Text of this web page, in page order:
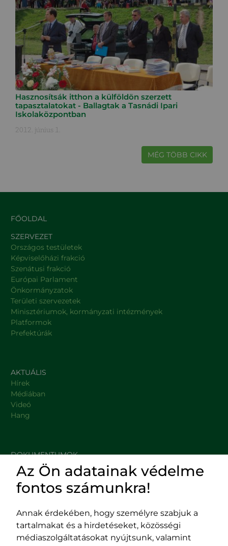
Hasznosítsák itthon a külföldön szerzett
tapasztalatokat - Ballagtak a Tasnádi Ipari
Iskolaközpontban
2012. június 1.
MÉG TÖBB CIKK
FŐOLDAL
SZERVEZET
Országos testületek
Képviselőházi frakció
Szenátusi frakció
Európai Parlament
Önkormányzatok
Területi szervezetek
Minisztériumok, kormányzati intézmények
Platformok
Prefektúrák
AKTUÁLIS
Hírek
Médiában
Videó
Hang
DOKUMENTUMOK
HASZNOS LINKEK
Impresszum
Adatvédelmi szabályzat
Az Ön adatainak védelme
fontos számunkra!
Annak érdekében, hogy személyre szabjuk a
tartalmakat és a hirdetéseket, közösségi
médiaszolgáltatásokat nyújtsunk, valamint